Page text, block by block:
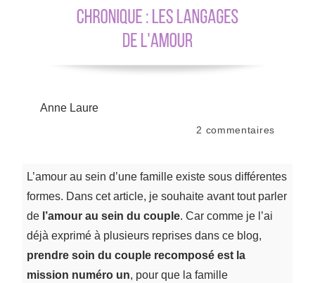
Anne Laure
2 commentaires
L’amour au sein d’une famille existe sous différentes
formes. Dans cet article, je souhaite avant tout parler
de l’amour au sein du couple. Car comme je l’ai
déjà exprimé à plusieurs reprises dans ce blog,
prendre soin du couple recomposé est la
mission numéro un, pour que la famille